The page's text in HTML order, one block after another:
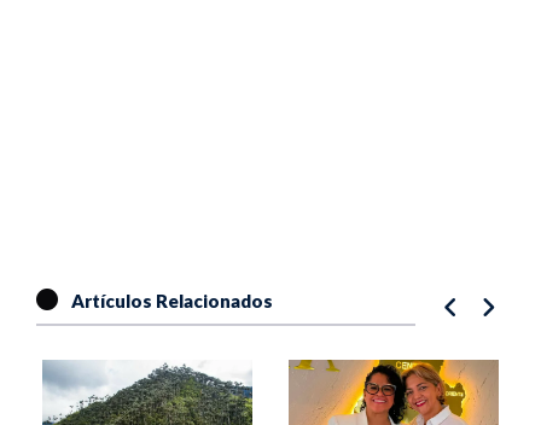
Artículos Relacionados